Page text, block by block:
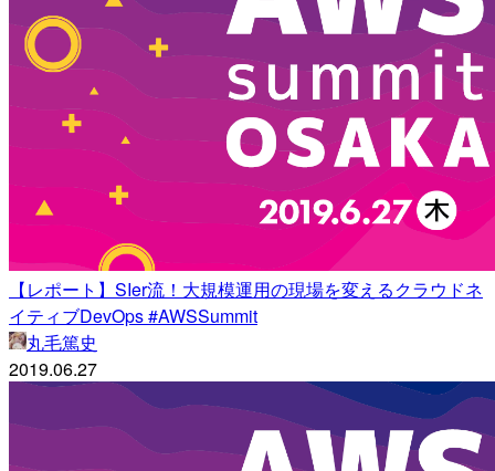
【レポート】SIer流！大規模運用の現場を変えるクラウドネ
イティブDevOps #AWSSummit
丸毛篤史
2019.06.27